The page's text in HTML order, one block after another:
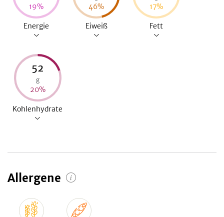
19%
Energie
46%
Eiweiß
17%
Fett
52
g
20%
Kohlenhydrate
Allergene